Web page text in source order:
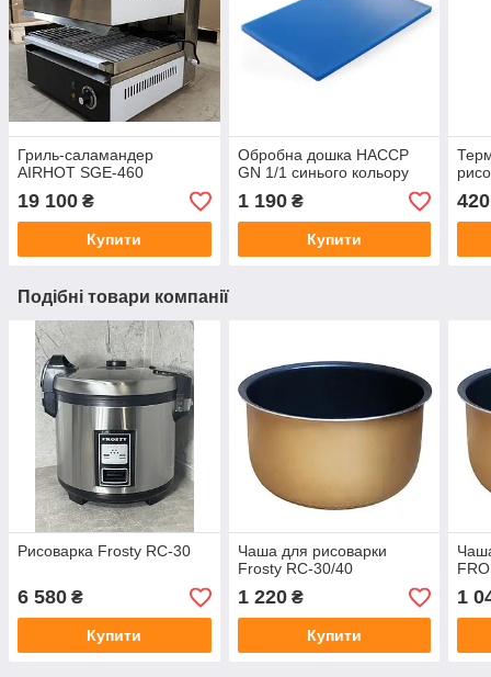
Гриль-саламандер
AIRHOT SGE-460
19 100 ₴
Купити
Обробна дошка HACCP
GN 1/1 синього кольору
1 190₴
Купити
420
Подібні товари компанії
Рисоварка Frosty RC-30
6 580 ₴
Купити
Чаша для рисоварки
Frosty RC-30/40
1 220₴
Купити
1